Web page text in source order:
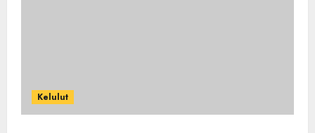
Kelulut